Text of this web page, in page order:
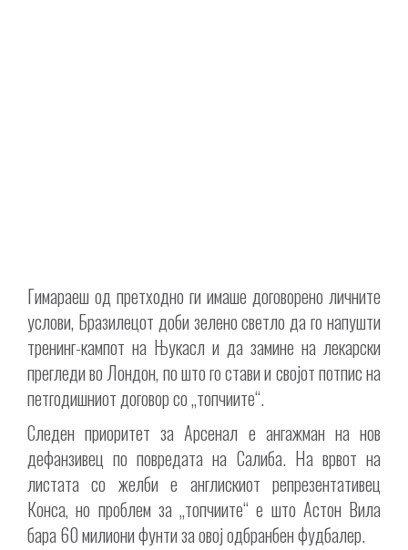
Гимараеш од претходно ги имаше договорено личните
услови, Бразилецот доби зелено светло да го напушти
тренинг-кампот на Њукасл и да замине на лекарски
прегледи во Лондон, по што го стави и својот потпис на
петгодишниот договор со „топчиите“.
Следен приоритет за Арсенал е ангажман на нов
дефанзивец по повредата на Салиба. На врвот на
листата со желби е англискиот репрезентативец
Конса, но проблем за „топчиите“ е што Астон Вила
бара 60 милиони фунти за овој одбранбен фудбалер.